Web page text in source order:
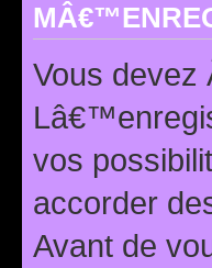
Vous devez
vos
accorder
Avant de